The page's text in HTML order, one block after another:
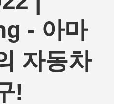
- 아마
자동차
!